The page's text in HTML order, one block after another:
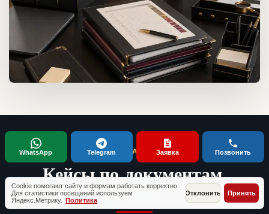
ТИПОВЫЕ СИТУАЦИИ КЛИЕНТОВ
Кейсы по документам,
проверкам и запуску бизнеса
Cookie помогают сайту и формам работать корректно.
Для статистики посещений используем
Яндекс.Метрику. Политика
Отклонить Принять
WhatsApp Telegram Заявка Позвонить